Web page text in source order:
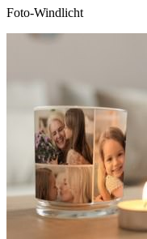
Foto-Windlicht